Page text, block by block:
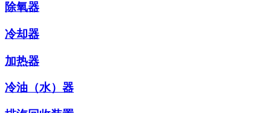
除氧器
冷却器
加热器
冷油（水）器